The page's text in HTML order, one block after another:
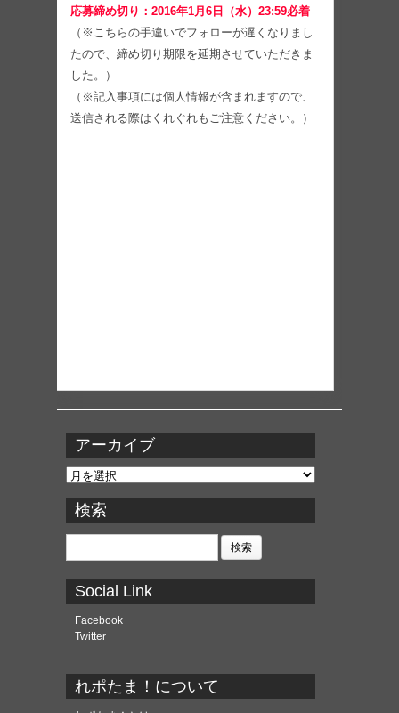
応募締め切り：2016年1月6日（水）23:59必着
（※こちらの手違いでフォローが遅くなりまし
たので、締め切り期限を延期させていただきま
した。）
（※記入事項には個人情報が含まれますので、
送信される際はくれぐれもご注意ください。）
アーカイブ
ア
カ
イ
ブ
検索
検
Social Link
Facebook
Twitter
れポたま！について